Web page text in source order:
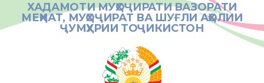
ХАДАМОТИ МУҲОҶИРАТИ ВАЗОРАТИ
МЕҲНАТ, МУҲОҶИРАТ ВА ШУҒЛИ АҲОЛИИ
ҶУМҲУРИИ ТОҶИКИСТОН